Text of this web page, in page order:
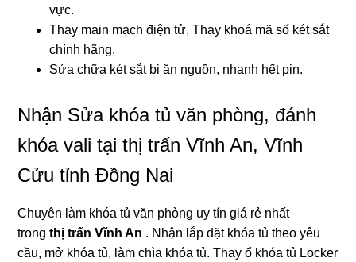
vực.
Thay main mạch điện tử, Thay khoá mã số két sắt
chính hãng.
Sửa chữa két sắt bị ăn nguồn, nhanh hết pin.
Nhận Sửa khóa tủ văn phòng, đánh
khóa vali tại thị trấn Vĩnh An, Vĩnh
Cửu tỉnh Đồng Nai
Chuyên làm khóa tủ văn phòng uy tín giá rẻ nhất
trongthị trấn Vĩnh An . Nhận lắp đặt khóa tủ theo yêu
cầu, mở khóa tủ, làm chìa khóa tủ. Thay ổ khóa tủ Locker